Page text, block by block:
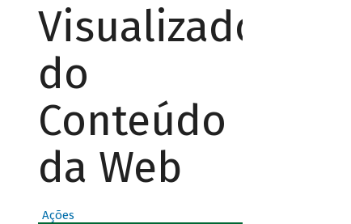
Visualizador
do
Conteúdo
da Web
Ações